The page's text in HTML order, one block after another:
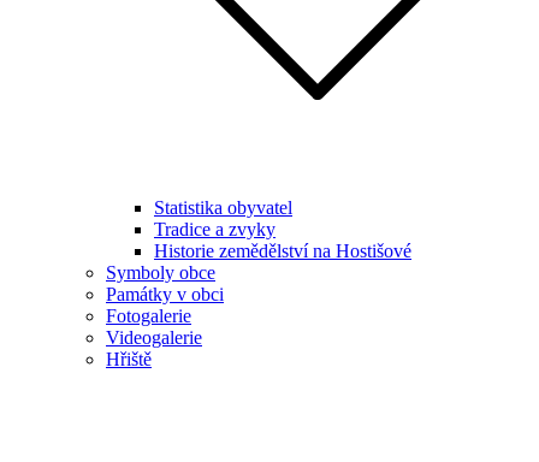
Statistika obyvatel
Tradice a zvyky
Historie zemědělství na Hostišové
Symboly obce
Památky v obci
Fotogalerie
Videogalerie
Hřiště